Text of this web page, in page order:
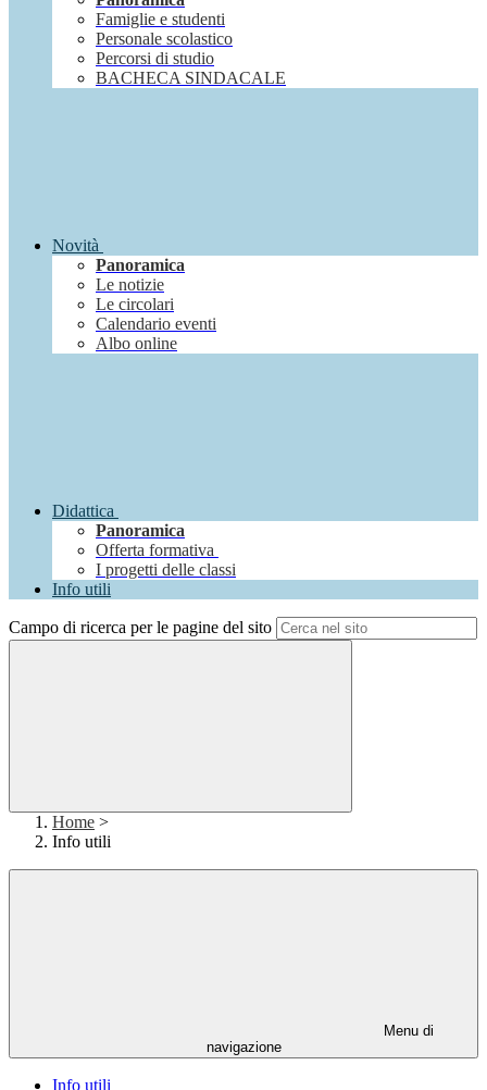
Famiglie e studenti
Personale scolastico
Percorsi di studio
BACHECA SINDACALE
Novità
Panoramica
Le notizie
Le circolari
Calendario eventi
Albo online
Didattica
Panoramica
Offerta formativa
I progetti delle classi
Info utili
Campo di ricerca per le pagine del sito
Home >
Info utili
Menu di
navigazione
Info utili